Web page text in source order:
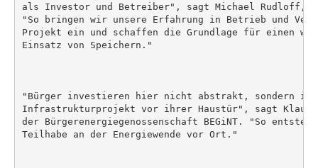
als Investor und Betreiber", sagt Michael Rudloff,
"So bringen wir unsere Erfahrung in Betrieb und
Projekt ein und schaffen die Grundlage für einen
Einsatz von Speichern."
"Bürger investieren hier nicht abstrakt, sondern in
Infrastrukturprojekt vor ihrer Haustür", sagt Klaus
der Bürgerenergiegenossenschaft BEGiNT. "So
Teilhabe an der Energiewende vor Ort."